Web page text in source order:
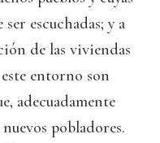
escuchadas; y a
de las viviendas
entorno son
adecuadamente
pobladores.